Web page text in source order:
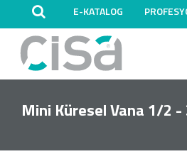
E-KATALOG
Mini Küresel Vana 1/2